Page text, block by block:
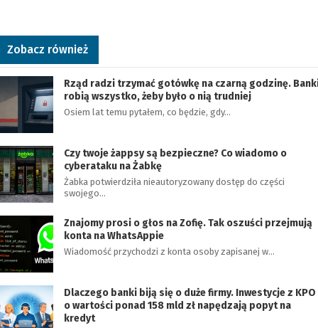
Zobacz również
Rząd radzi trzymać gotówkę na czarną godzinę.
robią wszystko, żeby było o nią trudniej
Osiem lat temu pytałem, co będzie, gdy…
Czy twoje żappsy są bezpieczne? Co wiadomo o
cyberataku na Żabkę
Żabka potwierdziła nieautoryzowany dostęp do części
swojego…
Znajomy prosi o głos na Zofię. Tak oszuści przejmują
konta na WhatsAppie
Wiadomość przychodzi z konta osoby zapisanej w…
Dlaczego banki biją się o duże firmy. Inwestycje z KPO
o wartości ponad 158 mld zł napędzają popyt na
kredyt